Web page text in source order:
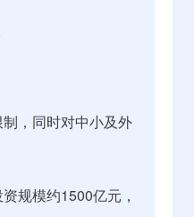
，同时对中小及外
规模约1500亿元，